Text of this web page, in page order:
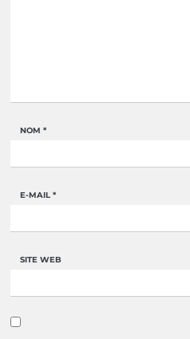
NOM *
E-MAIL *
SITE WEB